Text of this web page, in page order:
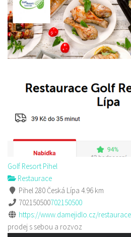
Golf Resort Pihel
Restaurace
Pihel 280 Česká Lípa 4.96 km
702150500702150500
https://www.damejidlo.cz/
prodej s sebou a rozvoz